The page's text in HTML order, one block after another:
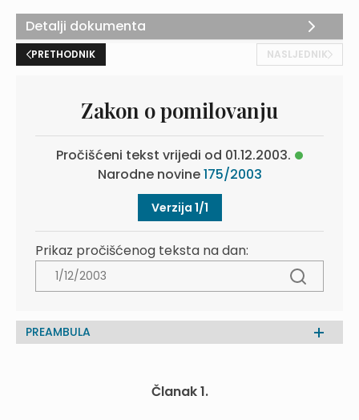
PRETHODNIK NASLJEDNIK
Zakon o pomilovanju
Pročišćeni tekst vrijedi od 01.12.2003.
Narodne novine175/2003
Verzija 1/1
Prikaz pročišćenog teksta na dan:
PREAMBULA
Članak 1.
Detalji dokumenta